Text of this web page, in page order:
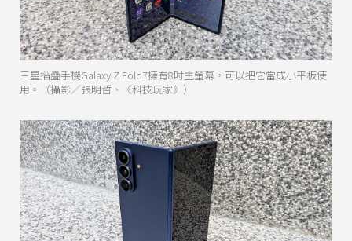
三星摺疊手機Galaxy Z Fold7擁有8吋主螢幕，可以把它當成小平板使
用。（攝影／張明哲、《科技玩家》）